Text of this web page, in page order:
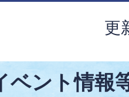
更
ベント情報